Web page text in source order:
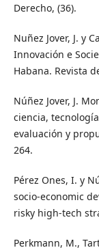
Derecho, (36).
Nuñez Jover, J. y
Innovación e
Habana. Revista
Núñez Jover, J.
ciencia,
evaluación y
264.
Pérez Ones, I. y
socio-economic
risky high-tech
Perkmann, M.,